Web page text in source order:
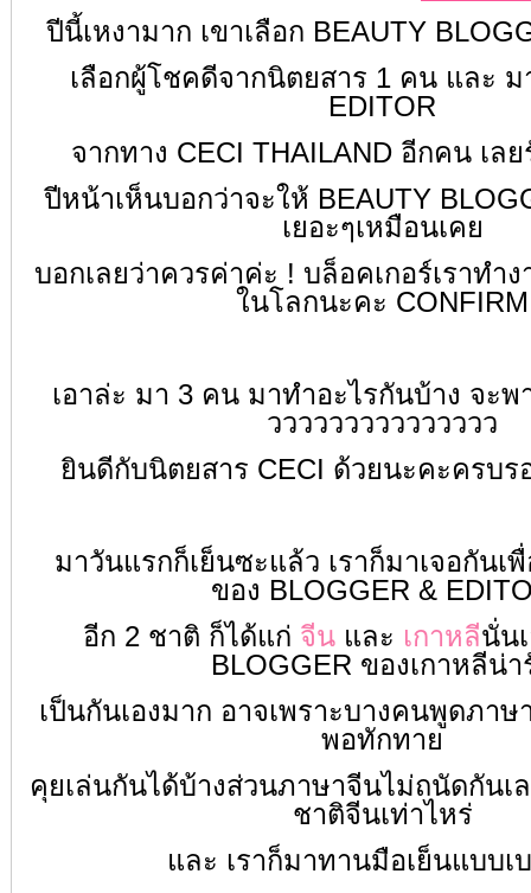
ปีนี้เหงามาก เขาเลือก BEAUTY
เลือกผู้โชคดีจากนิตยสาร 1 คน และ ม
EDITOR
จากทาง CECI THAILAND อีกคน เล
ปีหน้าเห็นบอกว่าจะให้ BEAUTY
เยอะๆเหมือนเคย
บอกเลยว่าควรค่าค่ะ ! บล็อคเกอร์เราทำ
ในโลกนะคะ CONFIRM
เอาล่ะ มา 3 คน มาทำอะไรกันบ้าง จะ
ววววววววววววววว
ยินดีกับนิตยสาร CECI ด้วยนะคะครบร
มาวันแรกก็เย็นซะแล้ว เราก็มาเจอกันเ
ของ BLOGGER &
อีก 2 ชาติ ก็ได้แก่ จีน และ เกาหลีนั่น
BLOGGER ของเกาหลีน่า
เป็นกันเองมาก อาจเพราะบางคนพูดภาษ
พอทักทาย
คุยเล่นกันได้บ้างส่วนภาษาจีนไม่ถนัดกันเ
ชาติจีนเท่าไหร่
และ เราก็มาทานมือเย็นแบบเ